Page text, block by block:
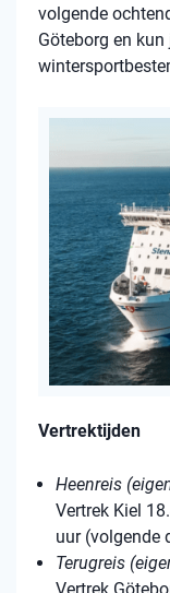
volgende
Göteborg en
Vertrektijden
Heenreis
Vertrek Kiel
uur (volgende
Terugreis
Vertrek